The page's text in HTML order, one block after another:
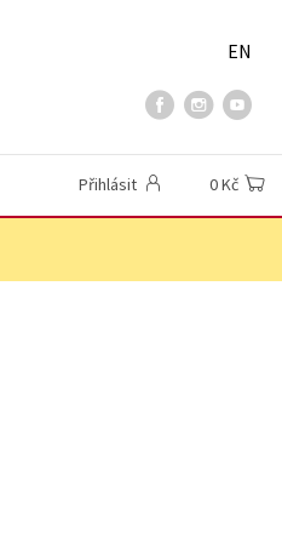
EN
Přihlásit 0 Kč